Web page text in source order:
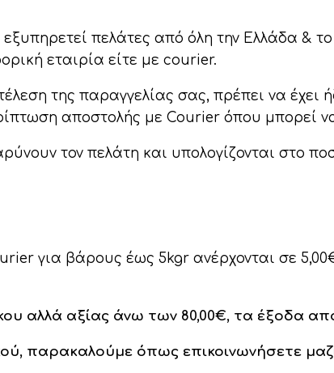
πελάτες από όλη την Ελλάδα &
εταιρία είτε με courier.
της παραγγελίας σας, πρέπει να
αποστολής με Courier όπου μπορεί
τον πελάτη και υπολογίζονται στο
για βάρους έως 5kgr ανέρχονται σε
αλλά αξίας άνω των 80,00€, τα έξοδα
παρακαλούμε όπως επικοινωνήσετε